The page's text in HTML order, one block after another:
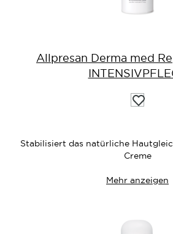
Allpresan Derma med
Auf
die
Stabilisiert das natürliche
Creme
Mehr anzeigen